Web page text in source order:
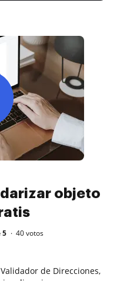
objeto
5 40votos
de Direcciones,